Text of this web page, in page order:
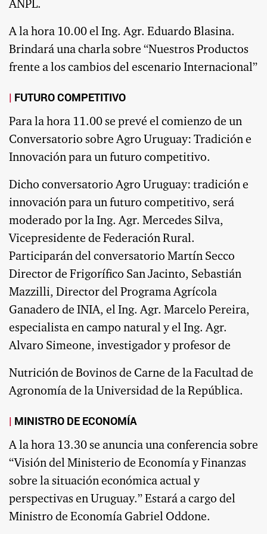
ANPL.
A la hora 10.00 el Ing. Agr. Eduardo Blasina.
Brindará una charla sobre “Nuestros Productos
frente a los cambios del escenario Internacional”
FUTURO COMPETITIVO
Para la hora 11.00 se prevé el comienzo de un
Conversatorio sobre Agro Uruguay: Tradición e
Innovación para un futuro competitivo.
Dicho conversatorio Agro Uruguay: tradición e
innovación para un futuro competitivo, será
moderado por la Ing. Agr. Mercedes Silva,
Vicepresidente de Federación Rural.
Participarán del conversatorio Martín Secco
Director de Frigorífico San Jacinto, Sebastián
Mazzilli, Director del Programa Agrícola
Ganadero de INIA, el Ing. Agr. Marcelo Pereira,
especialista en campo natural y el Ing. Agr.
Alvaro Simeone, investigador y profesor de
Nutrición de Bovinos de Carne de la Facultad de
Agronomía de la Universidad de la República.
MINISTRO DE ECONOMÍA
A la hora 13.30 se anuncia una conferencia sobre
“Visión del Ministerio de Economía y Finanzas
sobre la situación económica actual y
perspectivas en Uruguay.” Estará a cargo del
Ministro de Economía Gabriel Oddone.